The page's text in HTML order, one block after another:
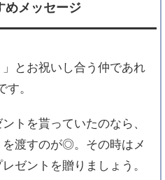
めメッセージ
とお祝いし合う仲であれ
す。
トを貰っていたのなら、
渡すのが◎。その時はメ
ゼントを贈りましょう。